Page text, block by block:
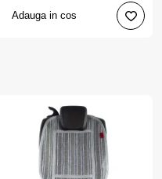
Adauga in cos